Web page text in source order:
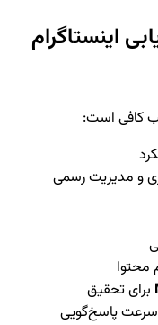
اینستاگرام
کافی است:
و مدیریت رسمی
محتوا
برای تحقیق
سرعت پاسخ‌گویی